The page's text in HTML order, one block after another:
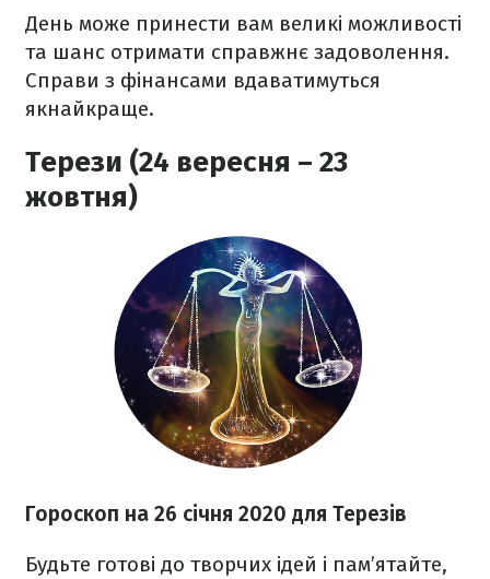
День може принести вам великі можливості
та шанс отримати справжнє задоволення.
Справи з фінансами вдаватимуться
якнайкраще.
Терези (24 вересня – 23
жовтня)
Гороскоп на 26 січня 2020 для Терезів
Будьте готові до творчих ідей і пам’ятайте,